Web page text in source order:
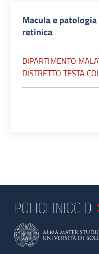
Macula e
retinica
DIPARTIMENTO
DISTRETTO TESTA